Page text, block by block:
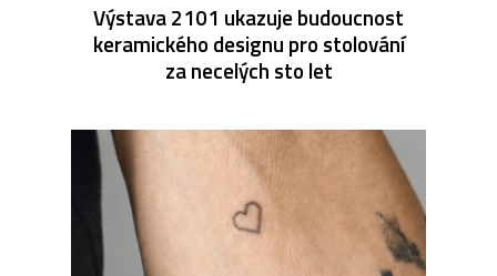
Výstava 2101 ukazuje budoucnost
keramického designu pro stolování
za necelých sto let